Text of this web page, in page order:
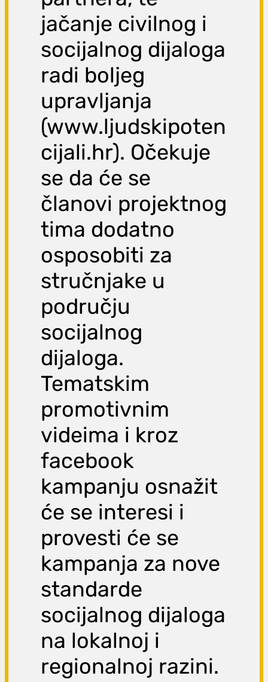
jačanje civilnog i
socijalnog dijaloga
radi boljeg
upravljanja
(www.ljudskipoten
cijali.hr). Očekuje
se da će se
članovi projektnog
tima dodatno
osposobiti za
stručnjake u
području
socijalnog
dijaloga.
Tematskim
promotivnim
videima i kroz
facebook
kampanju osnažit
će se interesi i
provesti će se
kampanja za nove
standarde
socijalnog dijaloga
na lokalnoj i
regionalnoj razini.